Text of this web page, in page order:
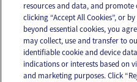
Email Text
OUR APPS
resources and data, and
clicking “Accept All Cookies”, or
beyond essential cookies, you
may collect, use and transfer to
identifiable cookie and device
indications or interests based on
and marketing purposes. Click